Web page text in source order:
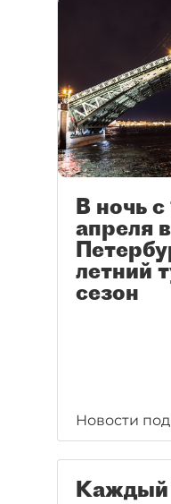
В ночь с
апреля
летний
сезон
Новости
Каждый